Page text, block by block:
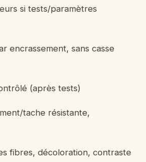
si tests/paramètres
encrassement, sans casse
(après tests)
tache résistante,
fibres, décoloration, contraste